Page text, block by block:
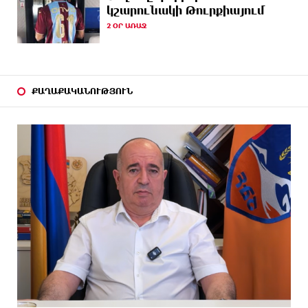
32 ՐՈՊԵ
ԱՌԱՋ
Վեհափառ Հայրապետի շուրջ խայտառակ
զարգացումների, Գյուղացիներին վերաբերող
34 ՐՈՊԵ Թուրքական ապրանքանիշը դադարեցնում է
Դանակահարություն՝ Մասիսի
գազալցակայաններից մեկի մոտ. կասկածյալը
ձերբակալվել է
ԱՌԱՋ
Դատական նիստից հետո Մայր Տաճարում
Վեհափառ Հայրապետը աղոթք է հնչեցնում
ժողովրդի հետ
Վեհափառի հանդեպ տիտանական ապօրինություն
կա, անասելի ցավ եմ զգում. Վարդևանյան
ՄԵԿ ԺԱՄ
Արժանապատիվ դատավորը ինքնաբացարկ
հայտնեց և հրաժարվեց քննել գործն ու դատել
կշարունակի Թուրքիայում
2 ՕՐ ԱՌԱՋ
ՔԱՂԱՔԱԿԱՆՈՒԹՅՈՒՆ